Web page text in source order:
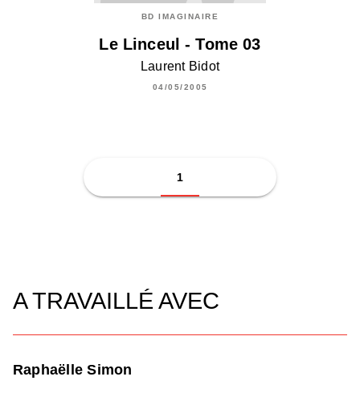
BD IMAGINAIRE
Le Linceul - Tome 03
Laurent Bidot
04/05/2005
1
A TRAVAILLÉ AVEC
Raphaëlle Simon